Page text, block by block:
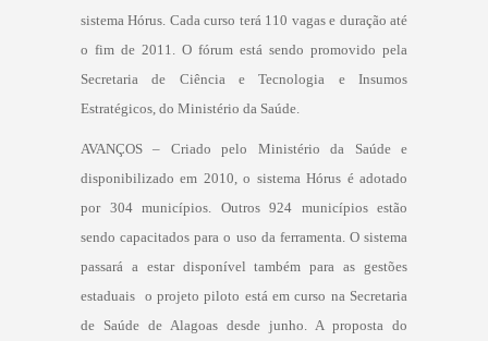
sistema Hórus. Cada curso terá 110 vagas e duração até
o fim de 2011. O fórum está sendo promovido pela
Secretaria de Ciência e Tecnologia e Insumos
Estratégicos, do Ministério da Saúde.
AVANÇOS – Criado pelo Ministério da Saúde e
disponibilizado em 2010, o sistema Hórus é adotado
por 304 municípios. Outros 924 municípios estão
sendo capacitados para o uso da ferramenta. O sistema
passará a estar disponível também para as gestões
estaduais  o projeto piloto está em curso na Secretaria
de Saúde de Alagoas desde junho. A proposta do